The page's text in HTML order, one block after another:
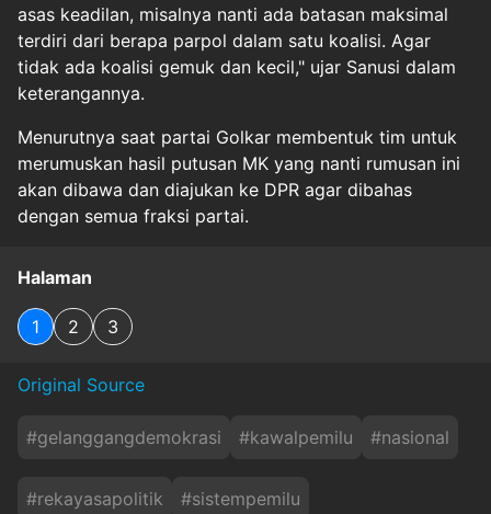
asas keadilan, misalnya nanti ada batasan maksimal
terdiri dari berapa parpol dalam satu koalisi. Agar
tidak ada koalisi gemuk dan kecil," ujar Sanusi dalam
keterangannya.
Menurutnya saat partai Golkar membentuk tim untuk
merumuskan hasil putusan MK yang nanti rumusan ini
akan dibawa dan diajukan ke DPR agar dibahas
dengan semua fraksi partai.
Halaman
1 2 3
Original Source
#gelanggangdemokrasi #kawalpemilu #nasional
#rekayasapolitik #sistempemilu